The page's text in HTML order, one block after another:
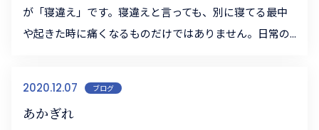
が「寝違え」です。寝違えと言っても、別に寝てる最中
や起きた時に痛くなるものだけではありません。日常の...
2020.12.07 ブログ
あかぎれ